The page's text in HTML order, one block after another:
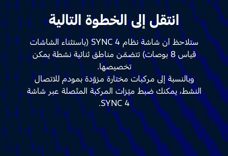
انتقل إلى الخطوة التالية
ستلاحظ أن شاشة نظام SYNC 4 (باستثناء الشاشات
قياس 8 بوصات) تتضمّن مناطق ثنائية نشطة يمكن
تخصيصها.
وبالنسبة إلى مركبات مختارة مزوّدة بمودم للاتصال
النشط، يمكنك ضبط ميّزات المركبة المتّصلة عبر شاشة
SYNC 4.